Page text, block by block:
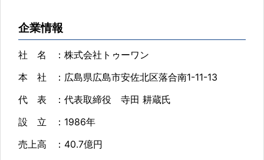
企業情報
社 名
：株式会社トゥーワン
本 社
：広島県広島市安佐北区落合南1-11-13
代 表
：代表取締役 寺田 耕蔵氏
設 立
：1986年
売上高
：40.7億円